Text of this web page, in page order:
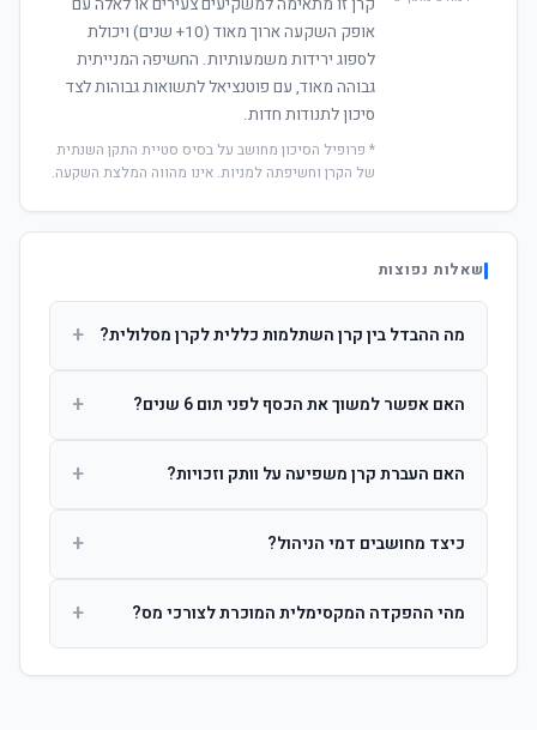
קרן זו מתאימה למשקיעים צעירים או לאלה עם
אופק השקעה ארוך מאוד (10+ שנים) ויכולת
לספוג ירידות משמעותיות. החשיפה המנייתית
גבוהה מאוד, עם פוטנציאל לתשואות גבוהות לצד
סיכון לתנודות חדות.
* פרופיל הסיכון מחושב על בסיס סטיית התקן השנתית
של הקרן וחשיפתה למניות. אינו מהווה המלצת השקעה.
שאלות נפוצות
מה ההבדל בין קרן השתלמות כללית לקרן מסלולית? +
ההשקעות. קרן מסלולית עוקבת אחרי מדד ספציפי ומאפשרת
האם אפשר למשוך את הכסף לפני תום 6 שנים? +
הרווחים. לאחר 6 שנים ניתן למשוך פטור ממס עד לתקרה
האם העברת קרן משפיעה על וותק וזכויות? +
החברות. הוותק ממשיך להיספר מיום ההפקדה הראשונה.
כיצד מחושבים דמי הניהול? +
ומתן על שיעורם בעת הצטרפות.
מהי ההפקדה המקסימלית המוכרת לצורכי מס? +